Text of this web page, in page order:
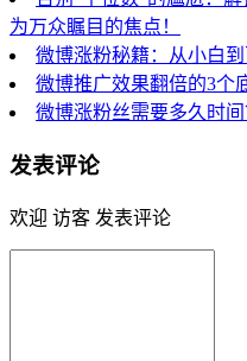
为万众瞩目的焦点！
微博涨粉秘籍：从小白
微博推广效果翻倍的3个
微博涨粉丝需要多久时
发表评论
欢迎 访客 发表评论